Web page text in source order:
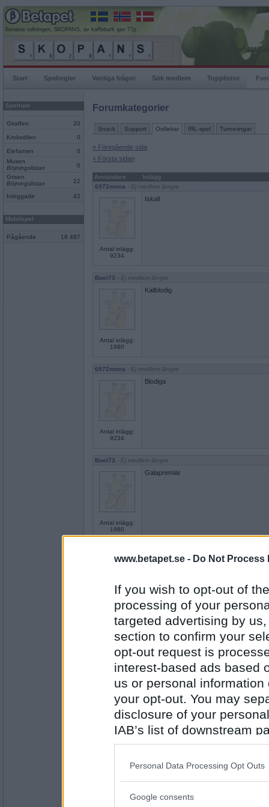
www.betapet.se - Do Not Process
If you wish to opt-out of
processing of your
targeted advertising by
section to confirm your
opt-out request is
interest-based ads based
us or personal
your opt-out. You may
disclosure of your
IAB’s list of downstream
also be disclosed by us
Downstream Participants
Please note that this
Personal Data Processing Opt Outs
Google consents
Senaste rullningen, SKOPANS, av kaffeburk gav 77p
Start Spelregler Vanliga frågor Sök medlem Topplistor
Spelrum
Giraffen 20
Krokodilen 0
Elefanten
0
Musen
Böjningslistan
0
Grisen
Böjningslistan
22
Inloggade 42
Mobilspel
Pågående 18 487
Forumkategorier
Snack Support Ordlekar IRL-spel Turneringar
« Föregående sida
« Första sidan
Användare
Inlägg
6972mona - Ej medlem längre
Antal inlägg:
9234
Iskall
Boel73 - Ej medlem längre
Antal inlägg:
1980
Kallblodig
6972mona - Ej medlem längre
Antal inlägg:
9234
Blodiga
Boel73 - Ej medlem längre
Antal inlägg:
1980
Galapremiär
Antal inlägg:
5826
premiärminister
6972mona- Ej medlem längre
Antal inlägg:
9234
Isterband
ValKnight
Antal inlägg: 845
Bandhund